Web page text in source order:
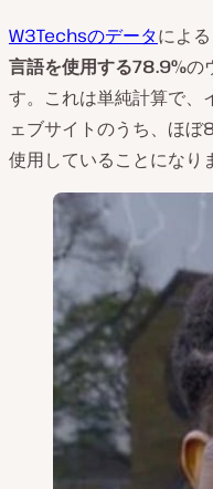
W3Techsのデータによ
言語を使用する78.9%の
す。これは単純計算で、
ェブサイトのうち、ほぼ
使用していることになり